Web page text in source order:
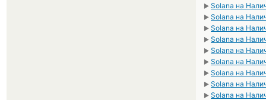
► Solana на
► Solana на
► Solana на
► Solana на
► Solana на
► Solana на
► Solana на
► Solana на
► Solana на